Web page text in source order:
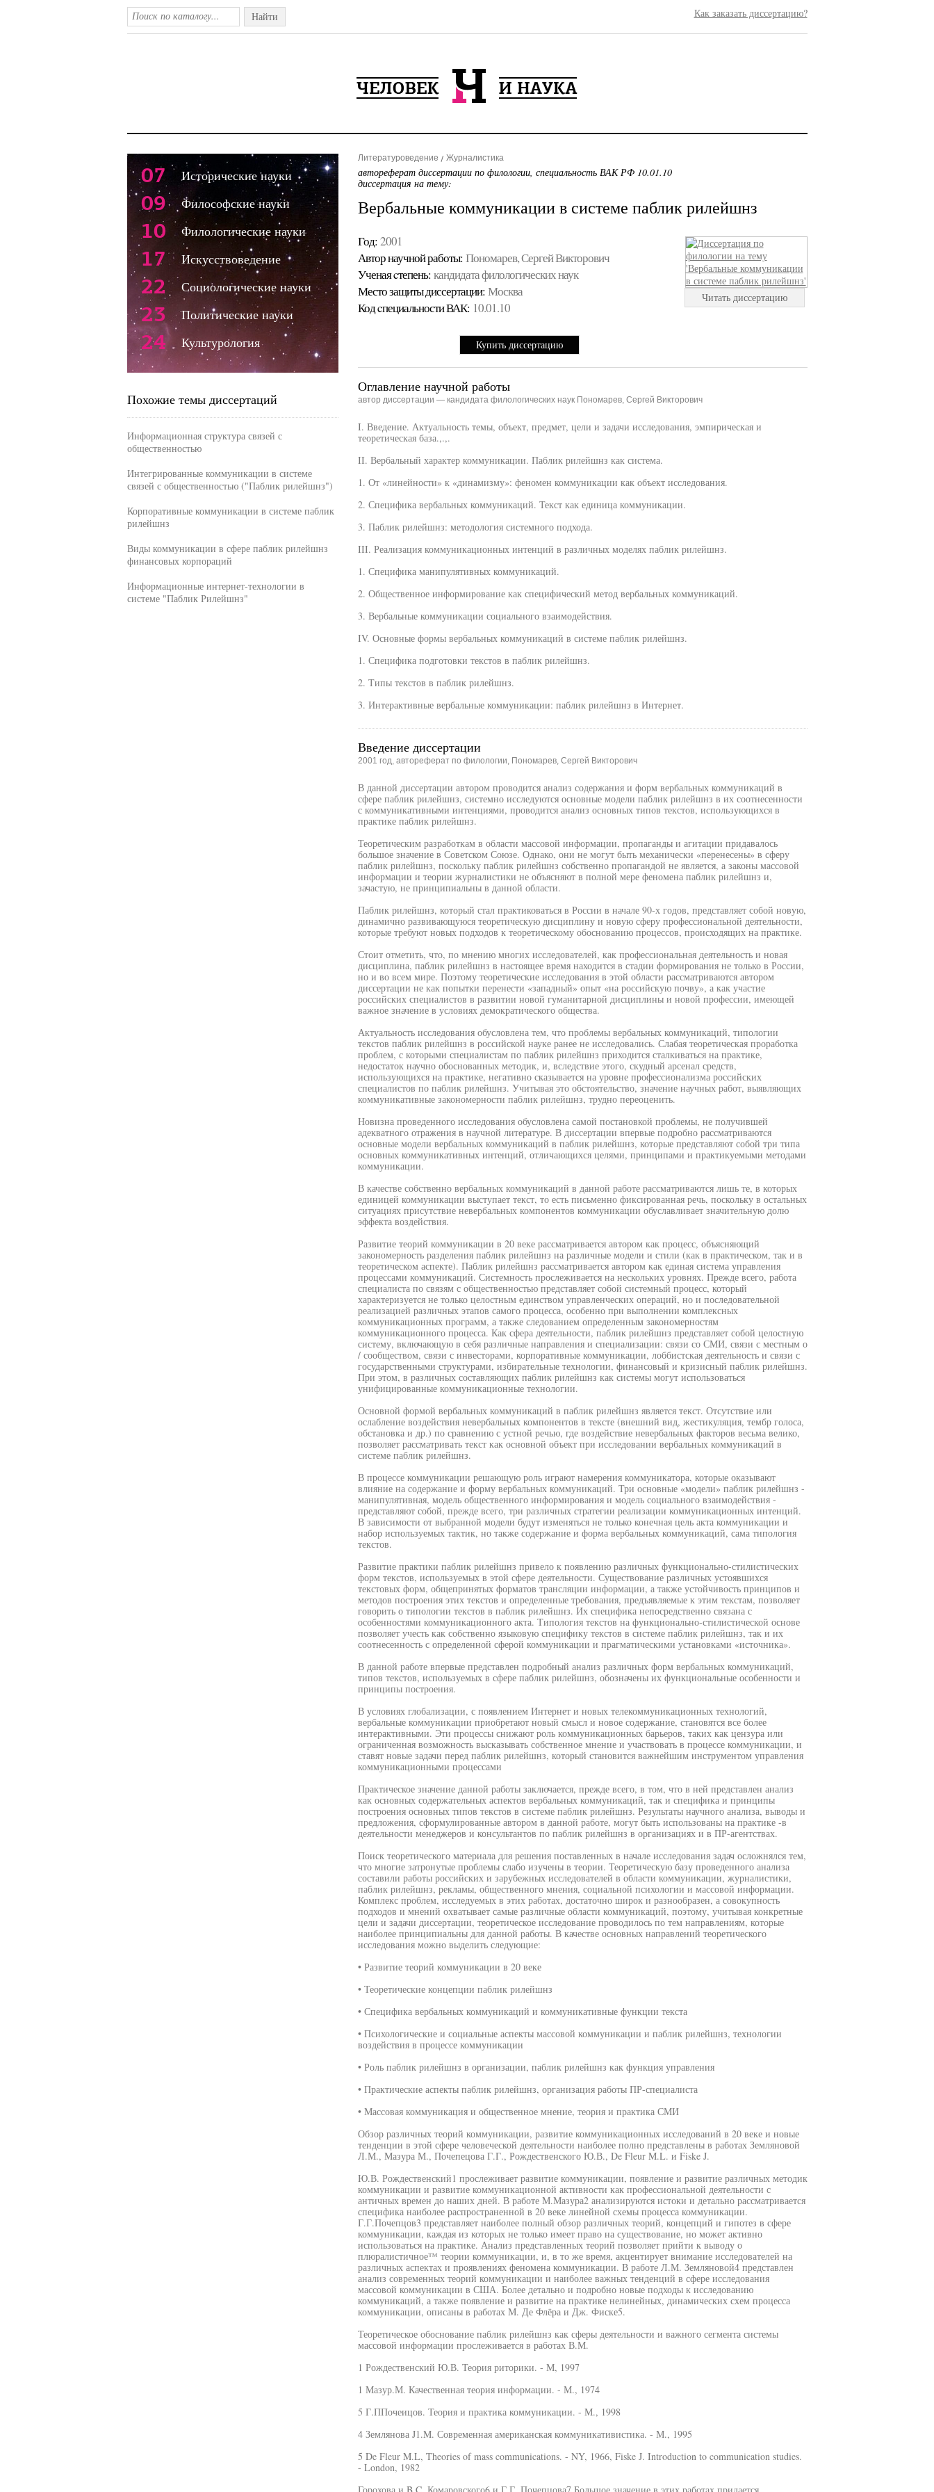
Найти Как заказать диссертацию?
Литературоведение Журналистика
автореферат диссертации по филологии, специальность ВАК РФ 10.01.10
диссертация на тему:
Вербальные коммуникации в системе паблик рилейшнз
Год: 2001
Автор научной работы: Пономарев, Сергей Викторович
Ученая cтепень: кандидата филологических наук
Место защиты диссертации: Москва
Код cпециальности ВАК: 10.01.10
Купить диссертацию
Читать диссертацию
Оглавление научной работы
автор диссертации — кандидата филологических наук Пономарев, Сергей Викторович
I. Введение. Актуальность темы, объект, предмет, цели и задачи исследования, эмпирическая и
теоретическая база.,.,.
II. Вербальный характер коммуникации. Паблик рилейшнз как система.
1. От «линейности» к «динамизму»: феномен коммуникации как объект исследования.
2. Специфика вербальных коммуникаций. Текст как единица коммуникации.
3. Паблик рилейшнз: методология системного подхода.
III. Реализация коммуникационных интенций в различных моделях паблик рилейшнз.
1. Специфика манипулятивных коммуникаций.
2. Общественное информирование как специфический метод вербальных коммуникаций.
3. Вербальные коммуникации социального взаимодействия.
IV. Основные формы вербальных коммуникаций в системе паблик рилейшнз.
1. Специфика подготовки текстов в паблик рилейшнз.
2. Типы текстов в паблик рилейшнз.
3. Интерактивные вербальные коммуникации: паблик рилейшнз в Интернет.
Введение диссертации
2001 год, автореферат по филологии, Пономарев, Сергей Викторович
В данной диссертации автором проводится анализ содержания и форм вербальных коммуникаций в
сфере паблик рилейшнз, системно исследуются основные модели паблик рилейшнз в их соотнесенности
с коммуникативными интенциями, проводится анализ основных типов текстов, использующихся в
практике паблик рилейшнз.
Теоретическим разработкам в области массовой информации, пропаганды и агитации придавалось
большое значение в Советском Союзе. Однако, они не могут быть механически «перенесены» в сферу
паблик рилейшнз, поскольку паблик рилейшнз собственно пропагандой не является, а законы массовой
информации и теории журналистики не объясняют в полной мере феномена паблик рилейшнз и,
зачастую, не принципиальны в данной области.
Паблик рилейшнз, который стал практиковаться в России в начале 90-х годов, представляет собой новую,
динамично развивающуюся теоретическую дисциплину и новую сферу профессиональной деятельности,
которые требуют новых подходов к теоретическому обоснованию процессов, происходящих на практике.
Стоит отметить, что, по мнению многих исследователей, как профессиональная деятельность и новая
дисциплина, паблик рилейшнз в настоящее время находится в стадии формирования не только в России,
но и во всем мире. Поэтому теоретические исследования в этой области рассматриваются автором
диссертации не как попытки перенести «западный» опыт «на российскую почву», а как участие
российских специалистов в развитии новой гуманитарной дисциплины и новой профессии, имеющей
важное значение в условиях демократического общества.
Актуальность исследования обусловлена тем, что проблемы вербальных коммуникаций, типологии
текстов паблик рилейшнз в российской науке ранее не исследовались. Слабая теоретическая проработка
проблем, с которыми специалистам по паблик рилейшнз приходится сталкиваться на практике,
недостаток научно обоснованных методик, и, вследствие этого, скудный арсенал средств,
использующихся на практике, негативно сказывается на уровне профессионализма российских
специалистов по паблик рилейшнз. Учитывая это обстоятельство, значение научных работ, выявляющих
коммуникативные закономерности паблик рилейшнз, трудно переоценить.
Новизна проведенного исследования обусловлена самой постановкой проблемы, не получившей
адекватного отражения в научной литературе. В диссертации впервые подробно рассматриваются
основные модели вербальных коммуникаций в паблик рилейшнз, которые представляют собой три типа
основных коммуникативных интенций, отличающихся целями, принципами и практикуемыми методами
коммуникации.
В качестве собственно вербальных коммуникаций в данной работе рассматриваются лишь те, в которых
единицей коммуникации выступает текст, то есть письменно фиксированная речь, поскольку в остальных
ситуациях присутствие невербальных компонентов коммуникации обуславливает значительную долю
эффекта воздействия.
Развитие теорий коммуникации в 20 веке рассматривается автором как процесс, объясняющий
закономерность разделения паблик рилейшнз на различные модели и стили (как в практическом, так и в
теоретическом аспекте). Паблик рилейшнз рассматривается автором как единая система управления
процессами коммуникаций. Системность прослеживается на нескольких уровнях. Прежде всего, работа
специалиста по связям с общественностью представляет собой системный процесс, который
характеризуется не только целостным единством управленческих операций, но и последовательной
реализацией различных этапов самого процесса, особенно при выполнении комплексных
коммуникационных программ, а также следованием определенным закономерностям
коммуникационного процесса. Как сфера деятельности, паблик рилейшнз представляет собой целостную
систему, включающую в себя различные направления и специализации: связи со СМИ, связи с местным о
/ сообществом, связи с инвесторами, корпоративные коммуникации, лоббистская деятельность и связи с
государственными структурами, избирательные технологии, финансовый и кризисный паблик рилейшнз.
При этом, в различных составляющих паблик рилейшнз как системы могут использоваться
унифицированные коммуникационные технологии.
Основной формой вербальных коммуникаций в паблик рилейшнз является текст. Отсутствие или
ослабление воздействия невербальных компонентов в тексте (внешний вид, жестикуляция, тембр голоса,
обстановка и др.) по сравнению с устной речью, где воздействие невербальных факторов весьма велико,
позволяет рассматривать текст как основной объект при исследовании вербальных коммуникаций в
системе паблик рилейшнз.
В процессе коммуникации решающую роль играют намерения коммуникатора, которые оказывают
влияние на содержание и форму вербальных коммуникаций. Три основные «модели» паблик рилейшнз -
манипулятивная, модель общественного информирования и модель социального взаимодействия -
представляют собой, прежде всего, три различных стратегии реализации коммуникационных интенций.
В зависимости от выбранной модели будут изменяться не только конечная цель акта коммуникации и
набор используемых тактик, но также содержание и форма вербальных коммуникаций, сама типология
текстов.
Развитие практики паблик рилейшнз привело к появлению различных функционально-стилистических
форм текстов, используемых в этой сфере деятельности. Существование различных устоявшихся
текстовых форм, общепринятых форматов трансляции информации, а также устойчивость принципов и
методов построения этих текстов и определенные требования, предъявляемые к этим текстам, позволяет
говорить о типологии текстов в паблик рилейшнз. Их специфика непосредственно связана с
особенностями коммуникационного акта. Типология текстов на функционально-стилистической основе
позволяет учесть как собственно языковую специфику текстов в системе паблик рилейшнз, так и их
соотнесенность с определенной сферой коммуникации и прагматическими установками «источника».
В данной работе впервые представлен подробный анализ различных форм вербальных коммуникаций,
типов текстов, используемых в сфере паблик рилейшнз, обозначены их функциональные особенности и
принципы построения.
В условиях глобализации, с появлением Интернет и новых телекоммуникационных технологий,
вербальные коммуникации приобретают новый смысл и новое содержание, становятся все более
интерактивными. Эти процессы снижают роль коммуникационных барьеров, таких как цензура или
ограниченная возможность высказывать собственное мнение и участвовать в процессе коммуникации, и
ставят новые задачи перед паблик рилейшнз, который становится важнейшим инструментом управления
коммуникационными процессами
Практическое значение данной работы заключается, прежде всего, в том, что в ней представлен анализ
как основных содержательных аспектов вербальных коммуникаций, так и специфика и принципы
построения основных типов текстов в системе паблик рилейшнз. Результаты научного анализа, выводы и
предложения, сформулированные автором в данной работе, могут быть использованы на практике -в
деятельности менеджеров и консультантов по паблик рилейшнз в организациях и в ПР-агентствах.
Поиск теоретического материала для решения поставленных в начале исследования задач осложнялся тем,
что многие затронутые проблемы слабо изучены в теории. Теоретическую базу проведенного анализа
составили работы российских и зарубежных исследователей в области коммуникации, журналистики,
паблик рилейшнз, рекламы, общественного мнения, социальной психологии и массовой информации.
Комплекс проблем, исследуемых в этих работах, достаточно широк и разнообразен, а совокупность
подходов и мнений охватывает самые различные области коммуникаций, поэтому, учитывая конкретные
цели и задачи диссертации, теоретическое исследование проводилось по тем направлениям, которые
наиболее принципиальны для данной работы. В качестве основных направлений теоретического
исследования можно выделить следующие:
• Развитие теорий коммуникации в 20 веке
• Теоретические концепции паблик рилейшнз
• Специфика вербальных коммуникаций и коммуникативные функции текста
• Психологические и социальные аспекты массовой коммуникации и паблик рилейшнз, технологии
воздействия в процессе коммуникации
• Роль паблик рилейшнз в организации, паблик рилейшнз как функция управления
• Практические аспекты паблик рилейшнз, организация работы ПР-специалиста
• Массовая коммуникация и общественное мнение, теория и практика СМИ
Обзор различных теорий коммуникации, развитие коммуникационных исследований в 20 веке и новые
тенденции в этой сфере человеческой деятельности наиболее полно представлены в работах Земляновой
Л.М., Мазура М., Почепецова Г.Г., Рождественского Ю.В., De Fleur M.L. и Fiske J.
Ю.В. Рождественский1 прослеживает развитие коммуникации, появление и развитие различных методик
коммуникации и развитие коммуникационной активности как профессиональной деятельности с
античных времен до наших дней. В работе М.Мазура2 анализируются истоки и детально рассматривается
специфика наиболее распространенной в 20 веке линейной схемы процесса коммуникации.
Г.Г.Почепцов3 представляет наиболее полный обзор различных теорий, концепций и гипотез в сфере
коммуникации, каждая из которых не только имеет право на существование, но может активно
использоваться на практике. Анализ представленных теорий позволяет прийти к выводу о
плюралистичное™ теории коммуникации, и, в то же время, акцентирует внимание исследователей на
различных аспектах и проявлениях феномена коммуникации. В работе Л.М. Земляновой4 представлен
анализ современных теорий коммуникации и наиболее важных тенденций в сфере исследования
массовой коммуникации в США. Более детально и подробно новые подходы к исследованию
коммуникаций, а также появление и развитие на практике нелинейных, динамических схем процесса
коммуникации, описаны в работах М. Де Флёра и Дж. Фиске5.
Теоретическое обоснование паблик рилейшнз как сферы деятельности и важного сегмента системы
массовой информации прослеживается в работах В.М.
1 Рождественский Ю.В. Теория риторики. - М, 1997
1 Мазур.М. Качественная теория информации. - М., 1974
5 Г.ППочеицов. Теория и практика коммуникации. - М., 1998
4 Землянова J1.M. Современная американская коммуникативистика. - М., 1995
5 De Fleur M.L, Theories of mass communications. - NY, 1966, Fiske J. Introduction to communication studies.
- London, 1982
07 Исторические науки
09 Философские науки
10 Филологические науки
17 Искусствоведение
22 Социологические науки
23 Политические науки
24 Культурология
Похожие темы диссертаций
Информационная структура связей с
общественностью
Интегрированные коммуникации в системе
связей с общественностью ("Паблик рилейшнз")
Корпоративные коммуникации в системе паблик
рилейшнз
Виды коммуникации в сфере паблик рилейшнз
финансовых корпораций
Информационные интернет-технологии в
системе "Паблик Рилейшнз"